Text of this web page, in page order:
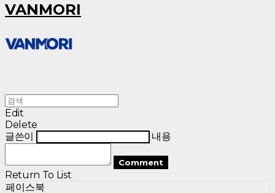
VANMORI
Edit
Delete
글쓴이
내용
Comment
Return To List
페이스북